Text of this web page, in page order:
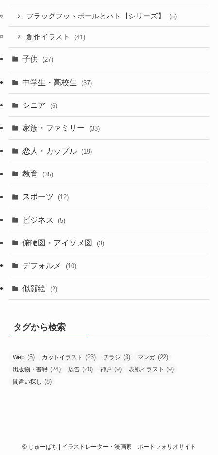
フラッグフットボールとハト【シリーズ】 (5)
創作イラスト (41)
子供 (27)
中学生・高校生 (37)
シニア (6)
家族・ファミリー (33)
恋人・カップル (19)
教育 (35)
スポーツ (12)
ビジネス (5)
俯瞰図・アイソメ図 (3)
デフォルメ (10)
似顔絵 (2)
タグから検索
Web (5) カットイラスト (23) チラシ (3) マンガ (22)
出版物・書籍 (24) 広告 (20) 神戸 (9) 表紙イラスト (9)
間違い探し (8)
©じゅーぱち | イラストレーター・漫画家 ポートフォリオサイト